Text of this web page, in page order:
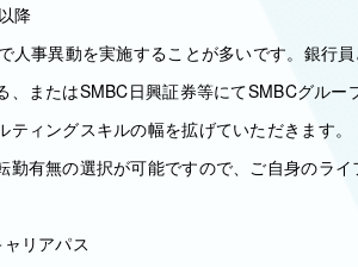
降
人事異動を実施することが多いです。銀行
、またはSMBC日興証券等にてSMBCグル
ティングスキルの幅を拡げていただきます。
勤有無の選択が可能ですので、ご自身のラ
ャリアパス